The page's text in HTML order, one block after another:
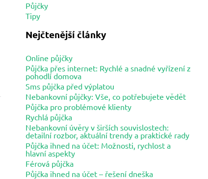
Půjčky
Tipy
Nejčtenější články
Online půjčky
Půjčka přes internet: Rychlé a snadné vyřízení z
pohodlí domova
Sms půjčka před výplatou
Nebankovní půjčky: Vše, co potřebujete vědět
Půjčka pro problémové klienty
Rychlá půjčka
Nebankovní úvěry v širších souvislostech:
detailní rozbor, aktuální trendy a praktické rady
Půjčka ihned na účet: Možnosti, rychlost a
hlavní aspekty
Férová půjčka
Půjčka ihned na účet – řešení dneška